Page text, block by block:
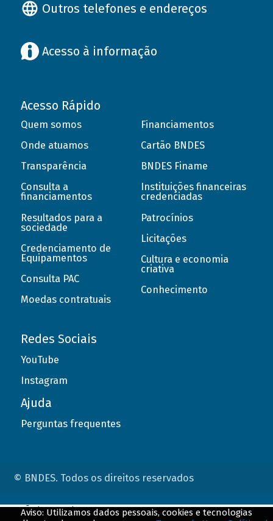
Outros telefones e endereços
Acesso à informação
Acesso Rápido
Quem somos
Onde atuamos
Transparência
Consulta a
financiamentos
Resultados para a
sociedade
Credenciamento de
Equipamentos
Consulta PAC
Moedas contratuais
Financiamentos
Cartão BNDES
BNDES Finame
Instituições financeiras
credenciadas
Patrocínios
Licitações
Cultura e economia
criativa
Conhecimento
Redes Sociais
YouTube
Instagram
Ajuda
Perguntas frequentes
© BNDES. Todos os direitos reservados
Aviso: Utilizamos dados pessoais, cookies e tecnologias
ConteÃºdo complementar